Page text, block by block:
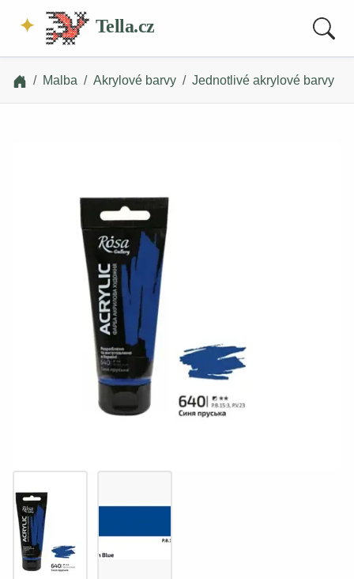
Tella.cz
Malba Akrylové barvy Jednotlivé akrylové barvy